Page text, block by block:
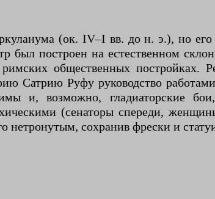
(ок. IV–I вв. до н. э.), но
был построен на естественном
общественных постройках.
Сатрию Руфу руководство
и, возможно, гладиаторские
(сенаторы спереди,
нетронутым, сохранив фрески и